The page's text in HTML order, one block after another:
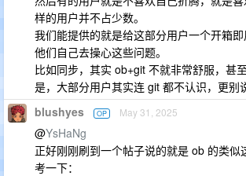
样的用户并不占少数。
我们能提供的就是给这部分用户一个开箱
他们自己去操心这些问题。
比如同步，其实 ob+git 不就非常舒服，甚
是，大部分用户其实连 git 都不认识，更别
blushyes OP May 31, 2025
@YsHaNg
正好刚刚刷到一个帖子说的就是 ob 的类似
考一下：